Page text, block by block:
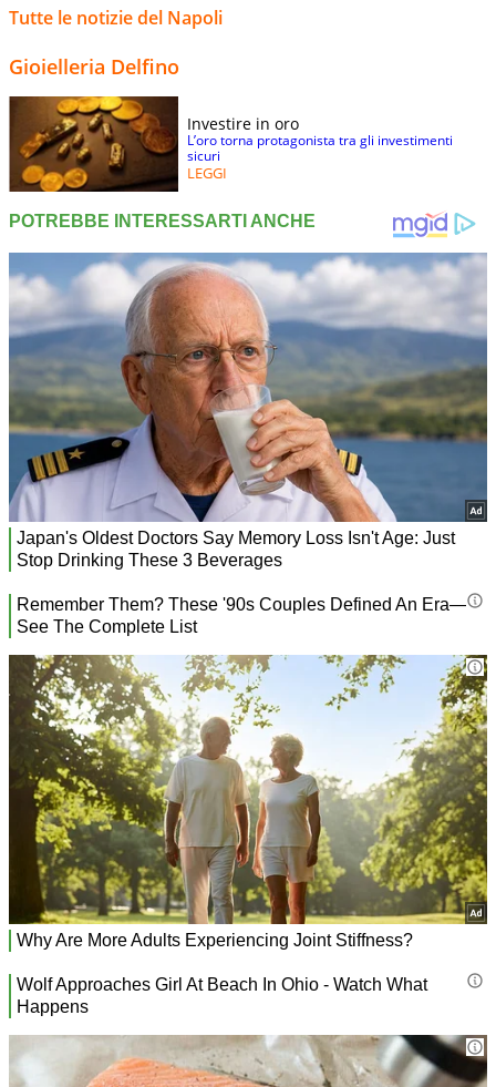
Tutte le notizie del Napoli
Gioielleria Delfino
Investire in oro
L’oro torna protagonista tra gli investimenti
sicuri
LEGGI